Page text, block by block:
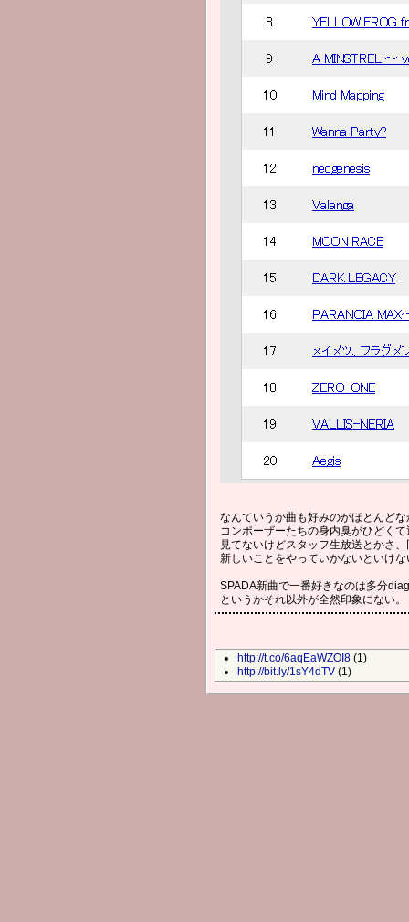
なんていうか曲も好みのがほとんど
コンポーザーたちの身内臭がひどく
見てないけどスタッフ生放送とかさ
新しいことをやっていかないといけ
SPADA新曲で一番好きなのは多分
というかそれ以外が全然印象にない。
http://t.co/6aqEaWZOI8 (1)
http://bit.ly/1sY4dTV (1)